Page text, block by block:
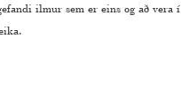
ilmur sem er eins og að vera í